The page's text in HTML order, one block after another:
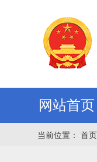
网站首页
当前位置： 首页